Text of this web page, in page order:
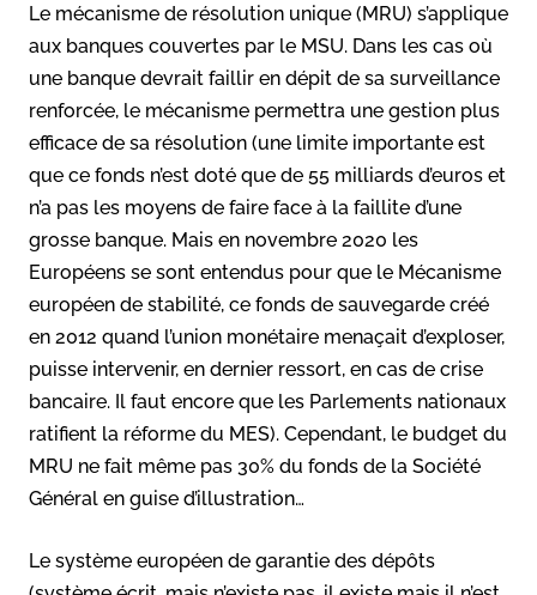
Le mécanisme de résolution unique (MRU) s’applique
aux banques couvertes par le MSU. Dans les cas où
une banque devrait faillir en dépit de sa surveillance
renforcée, le mécanisme permettra une gestion plus
efficace de sa résolution (une limite importante est
que ce fonds n’est doté que de 55 milliards d’euros et
n’a pas les moyens de faire face à la faillite d’une
grosse banque. Mais en novembre 2020 les
Européens se sont entendus pour que le Mécanisme
européen de stabilité, ce fonds de sauvegarde créé
en 2012 quand l’union monétaire menaçait d’exploser,
puisse intervenir, en dernier ressort, en cas de crise
bancaire. Il faut encore que les Parlements nationaux
ratifient la réforme du MES). Cependant, le budget du
MRU ne fait même pas 30% du fonds de la Société
Général en guise d’illustration…
Le système européen de garantie des dépôts